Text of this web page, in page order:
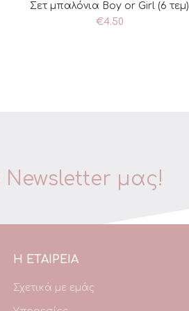
ΠΡΟΣΘΉΚΗ ΣΤΟ ΚΑΛΆΘΙ
Σετ μπαλόνια Boy or Girl (6 τεμ)
€4.50
Newsletter μας!
Η ΕΤΑΙΡΕΙΑ
Σχετικά με εμάς